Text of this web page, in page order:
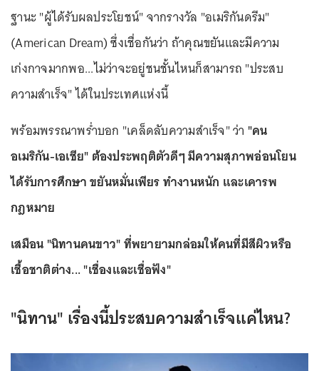
ฐานะ "ผู้ได้รับผลประโยชน์" จากรางวัล "อเมริกันดรีม"
(American Dream) ซึ่งเชื่อกันว่า ถ้าคุณขยันและมีความ
เก่งกาจมากพอ...ไม่ว่าจะอยู่ชนชั้นไหนก็สามารถ "ประสบ
ความสำเร็จ" ได้ในประเทศแห่งนี้
พร้อมพรรณาพร่ำบอก "เคล็ดลับความสำเร็จ" ว่า "คน
อเมริกัน-เอเชีย" ต้องประพฤติตัวดีๆ มีความสุภาพอ่อนโยน
ได้รับการศึกษา ขยันหมั่นเพียร ทำงานหนัก และเคารพ
กฎหมาย
เสมือน "นิทานคนขาว" ที่พยายามกล่อมให้คนที่มีสีผิวหรือ
เชื้อชาติต่าง... "เชื่องและเชื่อฟัง"
"นิทาน" เรื่องนี้ประสบความสำเร็จแค่ไหน?